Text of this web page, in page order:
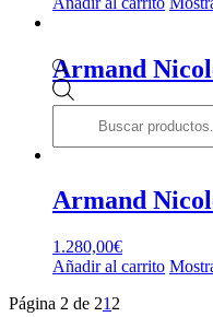
Búsqueda
de
productos
Armand
Añadir al carrito
Armand
1.280,00€
Añadir al carrito
Página 2 de 21 2